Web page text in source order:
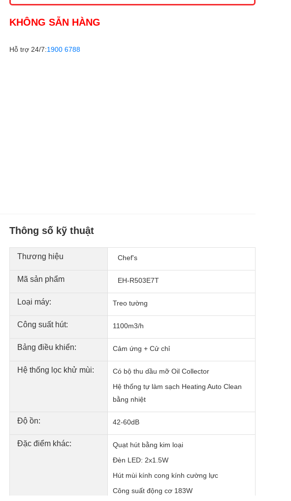
KHÔNG SẴN HÀNG
Hỗ trợ 24/7:1900 6788
Thông số kỹ thuật
Thương hiệu Chef's
Mã sản phẩm EH-R503E7T
Loại máy: Treo tường
Công suất hút: 1100m3/h
Bảng điều khiển: Cảm ứng + Cử chỉ
Hệ thống lọc khử mùi:
Có bộ thu dầu mỡ Oil Collector
Hệ thống tự làm sạch Heating Auto Clean
bằng nhiệt
Độ ồn: 42-60dB
Đặc điểm khác:
Quạt hút bằng kim loại
Đèn LED: 2x1.5W
Hút mùi kính cong kính cường lực
Công suất động cơ 183W